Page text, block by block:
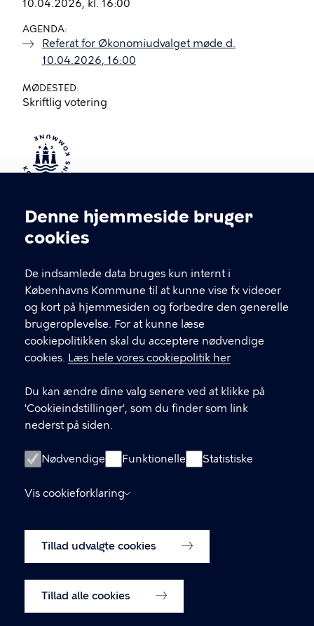
Cookieindstillinger
Denne hjemmeside bruger
cookies
De indsamlede data bruges kun internt i
Københavns Kommune til at kunne vise fx videoer
og kort på hjemmesiden og forbedre den generelle
brugeroplevelse. For at kunne læse
cookiepolitikken skal du acceptere nødvendige
cookies. Læs hele vores cookiepolitik her
Du kan ændre dine valg senere ved at klikke på
'Cookieindstillinger', som du finder som link
nederst på siden.
Nødvendige Funktionelle Statistiske
Vis cookieforklaring
Tillad udvalgte cookies
Tillad alle cookies
10.04.2026, kl. 16:00
AGENDA
Referat for Økonomiudvalget møde d.
10.04.2026, 16:00
MØDESTED
Skriftlig votering
Kontakt Københavns Kommune
T
fFind andre kontakter her
CVR-nummer64942212
GENVEJE
Digital Post
Databeskyttelse
Tilgængelighedserklæring
Om hjemmesiden
Cookiepolitik